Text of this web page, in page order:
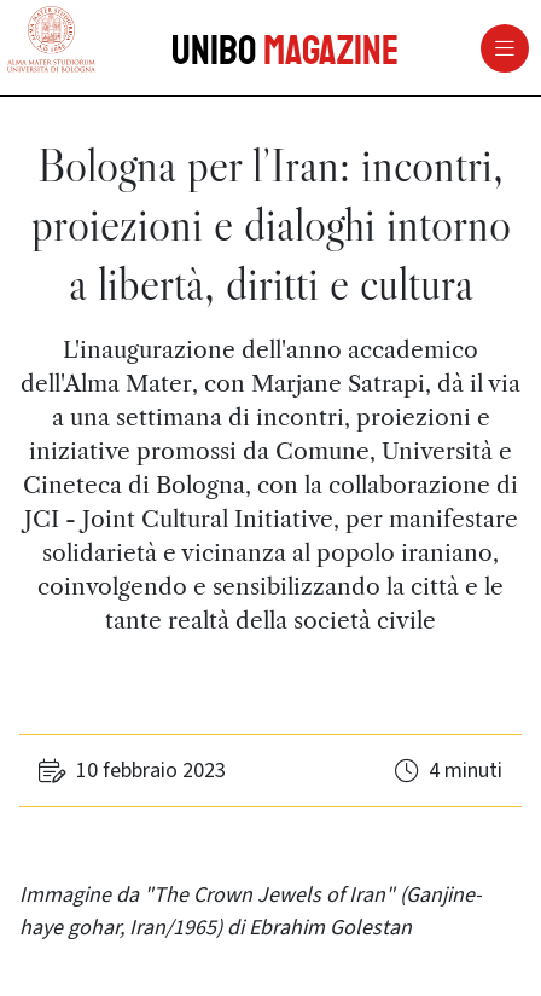
vai al contenuto della pagina
UniboMagazine
Bologna per l’Iran: incontri,
proiezioni e dialoghi intorno
a libertà, diritti e cultura
L'inaugurazione dell'anno accademico
dell'Alma Mater, con Marjane Satrapi, dà il via
a una settimana di incontri, proiezioni e
iniziative promossi da Comune, Università e
Cineteca di Bologna, con la collaborazione di
JCI - Joint Cultural Initiative, per manifestare
solidarietà e vicinanza al popolo iraniano,
coinvolgendo e sensibilizzando la città e le
tante realtà della società civile
10 febbraio 2023 4 minuti
Immagine da "The Crown Jewels of Iran" (Ganjine-
haye gohar, Iran/1965) di Ebrahim Golestan